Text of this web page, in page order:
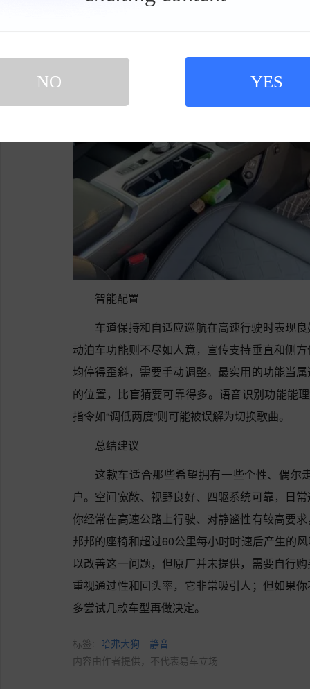
NO YES
智能配置
车道保持和自适应巡航在高速行驶时表现
动泊车功能则不尽如人意，宣传支持垂直和侧
均停得歪斜，需要手动调整。最实用的功能当
的位置，比盲猜要可靠得多。语音识别功能能
指令如“调低两度”则可能被误解为切换歌曲。
总结建议
这款车适合那些希望拥有一些个性、偶尔
户。空间宽敞、视野良好、四驱系统可靠，日
你经常在高速公路上行驶、对静谧性有较高要
邦邦的座椅和超过60公里每小时时速后产生的
以改善这一问题，但原厂并未提供，需要自行
重视通过性和回头率，它非常吸引人；但如果
多尝试几款车型再做决定。
标签: 哈弗大狗
静音
内容由作者提供，不代表易车立场